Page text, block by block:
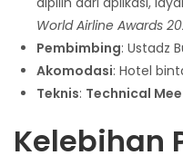
World Airline Awards
Pembimbing: Ustadz
Akomodasi: Hotel
Teknis: Technical
Kelebihan